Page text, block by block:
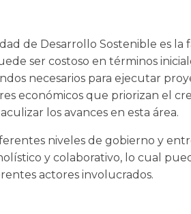
de Desarrollo Sostenible es la
ser costoso en términos
necesarios para ejecutar
económicos que priorizan el
los avances en esta área.
niveles de gobierno y
y colaborativo, lo cual
actores involucrados.